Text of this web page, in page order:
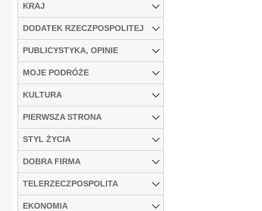
KRAJ
DODATEK RZECZPOSPOLITEJ
PUBLICYSTYKA, OPINIE
MOJE PODRÓŻE
KULTURA
PIERWSZA STRONA
STYL ŻYCIA
DOBRA FIRMA
TELERZECZPOSPOLITA
EKONOMIA